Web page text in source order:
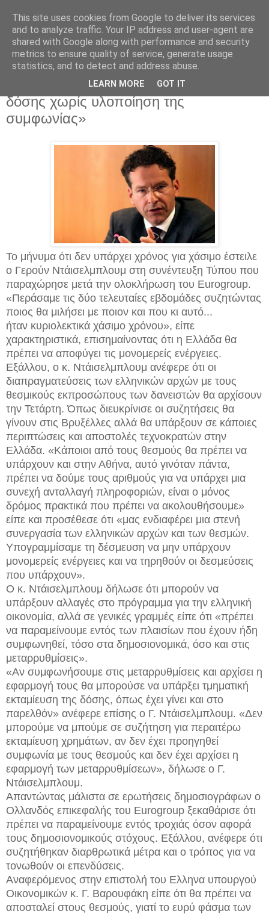
Δευτέρα 9 Μαρτίου 2015
Ντάισελμπλουμ: «Καμία καταβολή
δόσης χωρίς υλοποίηση της
συμφωνίας»
Το μήνυμα ότι δεν υπάρχει χρόνος για χάσιμο έστειλε
ο Γερούν Ντάισελμπλουμ στη συνέντευξη Τύπου που
παραχώρησε μετά την ολοκλήρωση του Eurogroup.
«Περάσαμε τις δύο τελευταίες εβδομάδες συζητώντας
ποιος θα μιλήσει με ποιον και που κι αυτό...
ήταν κυριολεκτικά χάσιμο χρόνου», είπε
χαρακτηριστικά, επισημαίνοντας ότι η Ελλάδα θα
πρέπει να αποφύγει τις μονομερείς ενέργειες.
Εξάλλου, ο κ. Ντάισελμπλουμ ανέφερε ότι οι
διαπραγματεύσεις των ελληνικών αρχών με τους
θεσμικούς εκπροσώπους των δανειστών θα αρχίσουν
την Τετάρτη. Όπως διευκρίνισε οι συζητήσεις θα
γίνουν στις Βρυξέλλες αλλά θα υπάρξουν σε κάποιες
περιπτώσεις και αποστολές τεχνοκρατών στην
Ελλάδα. «Κάποιοι από τους θεσμούς θα πρέπει να
υπάρχουν και στην Αθήνα, αυτό γινόταν πάντα,
πρέπει να δούμε τους αριθμούς για να υπάρχει μια
συνεχή ανταλλαγή πληροφοριών, είναι ο μόνος
δρόμος πρακτικά που πρέπει να ακολουθήσουμε»
είπε και προσέθεσε ότι «μας ενδιαφέρει μια στενή
συνεργασία των ελληνικών αρχών και των θεσμών.
Υπογραμμίσαμε τη δέσμευση να μην υπάρχουν
μονομερείς ενέργειες και να τηρηθούν οι δεσμεύσεις
που υπάρχουν».
Ο κ. Ντάισελμπλουμ δήλωσε ότι μπορούν να
υπάρξουν αλλαγές στο πρόγραμμα για την ελληνική
οικονομία, αλλά σε γενικές γραμμές είπε ότι «πρέπει
να παραμείνουμε εντός των πλαισίων που έχουν ήδη
συμφωνηθεί, τόσο στα δημοσιονομικά, όσο και στις
μεταρρυθμίσεις».
«Αν συμφωνήσουμε στις μεταρρυθμίσεις και αρχίσει η
εφαρμογή τους θα μπορούσε να υπάρξει τμηματική
εκταμίευση της δόσης, όπως έχει γίνει και στο
παρελθόν» ανέφερε επίσης ο Γ. Ντάισελμπλουμ. «Δεν
μπορούμε να μπούμε σε συζήτηση για περαιτέρω
εκταμίευση χρημάτων, αν δεν έχει προηγηθεί
συμφωνία με τους θεσμούς και δεν έχει αρχίσει η
εφαρμογή των μεταρρυθμίσεων», δήλωσε ο Γ.
Ντάισελμπλουμ.
Απαντώντας μάλιστα σε ερωτήσεις δημοσιογράφων ο
Ολλανδός επικεφαλής του Eurogroup ξεκαθάρισε ότι
πρέπει να παραμείνουμε εντός τροχιάς όσον αφορά
τους δημοσιονομικούς στόχους. Εξάλλου, ανέφερε ότι
συζητήθηκαν διαρθρωτικά μέτρα και ο τρόπος για να
τονωθούν οι επενδύσεις.
Αναφερόμενος στην επιστολή του Ελληνα υπουργού
Οικονομικών κ. Γ. Βαρουφάκη είπε ότι θα πρέπει να
αποσταλεί στους θεσμούς, γιατί το ευρύ φάσμα των
This site uses cookies from Google to deliver its services
and to analyze traffic. Your IP address and user-agent are
shared with Google along with performance and security
metrics to ensure quality of service, generate usage
statistics, and to detect and address abuse.
LEARN MORE GOT IT